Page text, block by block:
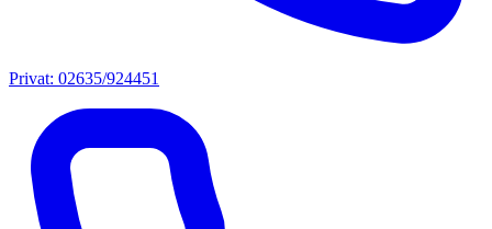
Privat: 02635/924451